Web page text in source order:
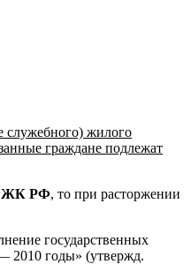
служебного) жилого
граждане подлежат
ЖК РФ, то при расторжении
государственных
2010 годы» (утвержд.